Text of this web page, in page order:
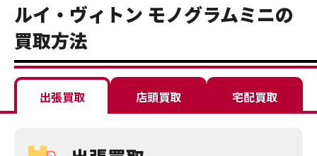
ルイ・ヴィトン モノグラムミニの
買取方法
出張買取 店頭買取 宅配買取